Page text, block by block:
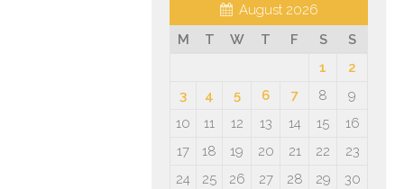
August 2026
M
T W T F S
S
1
2
3
4 5 6 7 8
9
10
11 12 13 14 15
16
17
18 19 20 21 22
23
24
25 26 27 28 29
30